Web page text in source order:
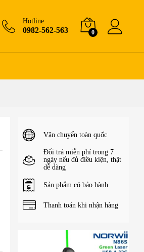
Hotline
0982-562-563 0
Vận chuyển toàn quốc
Đổi trả miễn phí trong 7
ngày nếu đủ điều kiện, thật
dễ dàng
Sản phẩm có bảo hành
Thanh toán khi nhận hàng